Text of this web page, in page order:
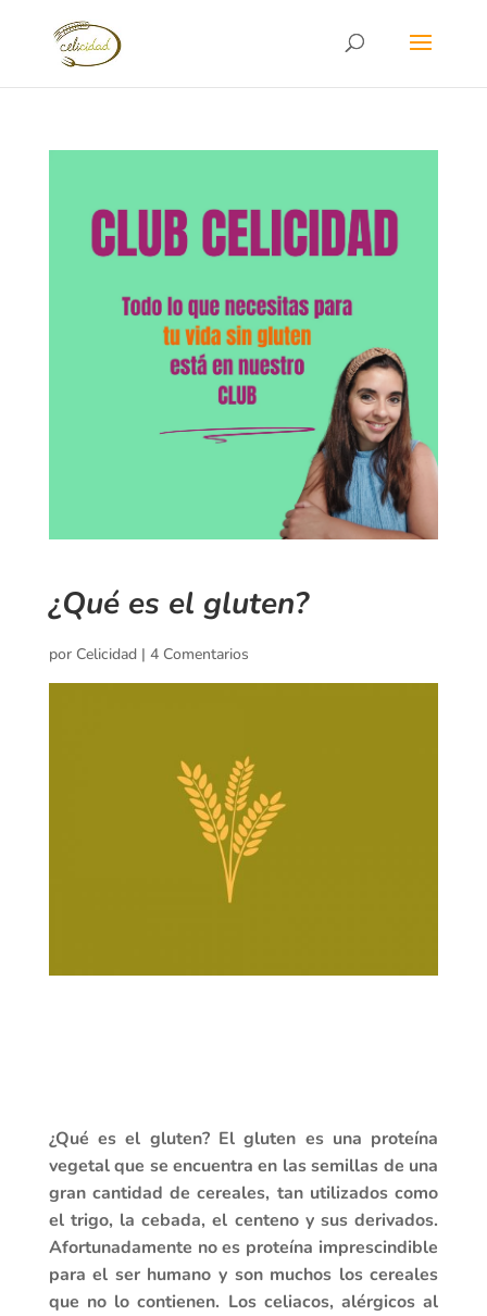
¿Qué es el gluten?
por Celicidad| 4 Comentarios
¿Qué es el gluten? El gluten es una proteína
vegetal que se encuentra en las semillas de una
gran cantidad de cereales, tan utilizados como
el trigo, la cebada, el centeno y sus derivados.
Afortunadamente no es proteína imprescindible
para el ser humano y son muchos los cereales
que no lo contienen. Los celiacos, alérgicos al